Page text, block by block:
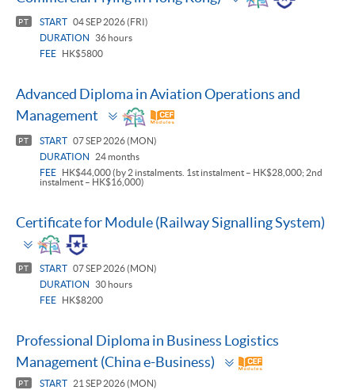
panel
PT START 04 SEP 2026 (FRI)
DURATION
36 hours
FEE
HK$5800
Advanced Diploma in Aviation Operations and
Management
Toggle
panel
PT START 07 SEP 2026 (MON)
DURATION
24 months
FEE
HK$44,000 (by 2 instalments. 1st instalment – HK$28,000; 2nd
instalment – HK$16,000)
Certificate for Module (Railway Signalling System)
Toggle
panel
PT START 07 SEP 2026 (MON)
DURATION
30 hours
FEE
HK$8200
Professional Diploma in Business Logistics
Management (China e-Business)
Toggle
panel
PT START
21 SEP 2026 (MON)